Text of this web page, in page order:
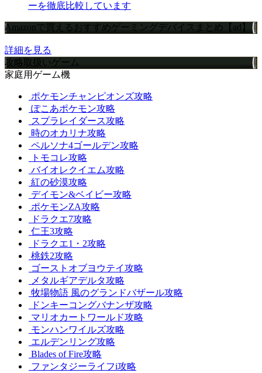
ーを徹底比較しています
Amazonで買えるおすすめゲーミングデバイスまとめ【ad】
詳細を見る
攻略取扱いゲーム
家庭用ゲーム機
ポケモンチャンピオンズ攻略
ぽこあポケモン攻略
スプラレイダース攻略
時のオカリナ攻略
ペルソナ4ゴールデン攻略
トモコレ攻略
バイオレクイエム攻略
紅の砂漠攻略
デイモン&ベイビー攻略
ポケモンZA攻略
ドラクエ7攻略
仁王3攻略
ドラクエ1・2攻略
桃鉄2攻略
ゴーストオブヨウテイ攻略
メタルギアデルタ攻略
牧場物語 風のグランドバザール攻略
ドンキーコングバナンザ攻略
マリオカートワールド攻略
モンハンワイルズ攻略
エルデンリング攻略
Blades of Fire攻略
ファンタジーライフi攻略